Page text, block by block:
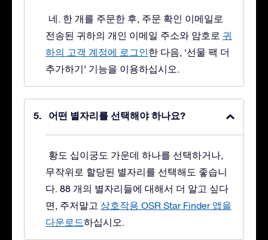
네. 한 개를 주문한 후, 주문 확인 이메일로
전송된 귀하의 개인 이메일 주소와 암호로 귀
하의 고객 계정에 로그인한 다음, ‘선물 팩 더
추가하기’ 기능을 이용하십시오.
어떤 별자리를 선택해야 하나요?
황도 십이궁도 가운데 하나를 선택하거나,
무작위로 할당된 별자리를 선택해도 좋습니
다. 88 개의 별자리들에 대해서 더 알고 싶다
면, 주저말고 상호작용 OSR Star Finder 앱을
다운로드하십시오.